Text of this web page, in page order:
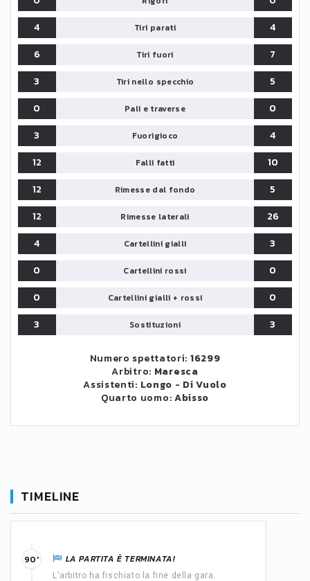
4
Tiri parati
4
6
Tiri fuori
7
3
Tiri nello specchio
5
0
Pali e traverse
0
3
Fuorigioco
4
12
Falli fatti
10
12
Rimesse dal fondo
5
12
Rimesse laterali
26
4
Cartellini gialli
3
0
Cartellini rossi
0
0
Cartellini gialli + rossi
0
3
Sostituzioni 3
Numero spettatori: 16299
Arbitro: Maresca
Assistenti: Longo - Di Vuolo
Quarto uomo:Abisso
TIMELINE
LA PARTITA È TERMINATA!
L'arbitro ha fischiato la fine della gara.
90'